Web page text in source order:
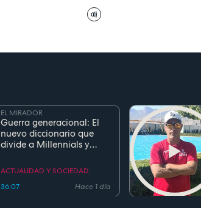
EL MIRADOR
Guerra generacional: El
nuevo diccionario que
divide a Millennials y
ACTUALIDAD Y SOCIEDAD
36:07
Hace 1 día